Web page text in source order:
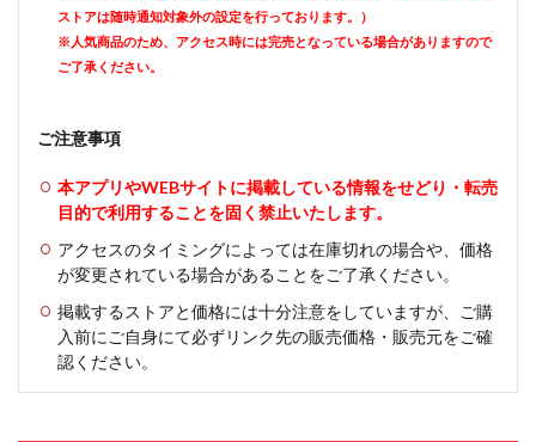
ストアは随時通知対象外の設定を行っております。）
※人気商品のため、アクセス時には完売となっている場合がありますので
ご了承ください。
ご注意事項
本アプリやWEBサイトに掲載している情報をせどり・転売
目的で利用することを固く禁止いたします。
アクセスのタイミングによっては在庫切れの場合や、価格
が変更されている場合があることをご了承ください。
掲載するストアと価格には十分注意をしていますが、ご購
入前にご自身にて必ずリンク先の販売価格・販売元をご確
認ください。